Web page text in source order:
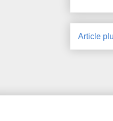
Article